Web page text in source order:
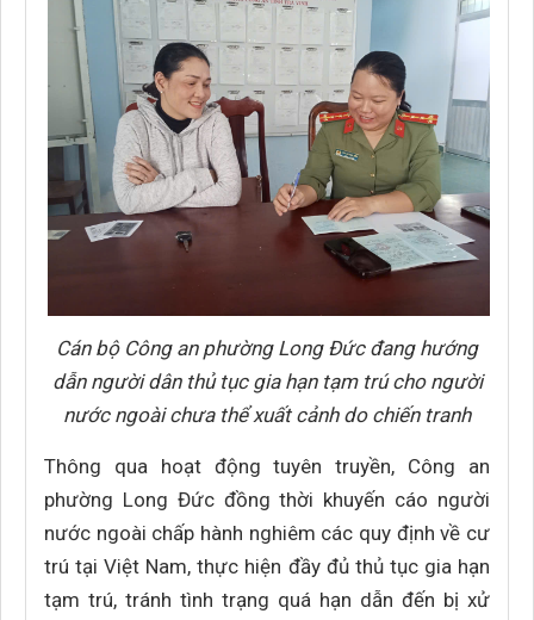
Cán bộ Công an phường Long Đức đang hướng
dẫn người dân thủ tục gia hạn tạm trú cho người
nước ngoài chưa thể xuất cảnh do chiến tranh
Thông qua hoạt động tuyên truyền, Công an
phường Long Đức đồng thời khuyến cáo người
nước ngoài chấp hành nghiêm các quy định về cư
trú tại Việt Nam, thực hiện đầy đủ thủ tục gia hạn
tạm trú, tránh tình trạng quá hạn dẫn đến bị xử